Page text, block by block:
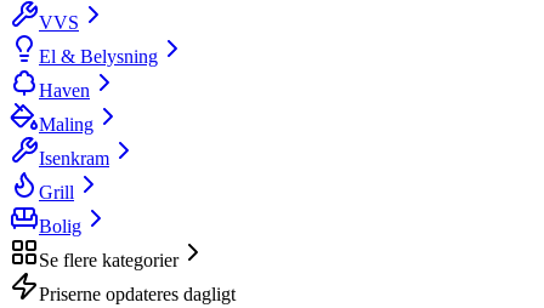
VVS
El & Belysning
Haven
Maling
Isenkram
Grill
Bolig
Se flere kategorier
Priserne opdateres dagligt